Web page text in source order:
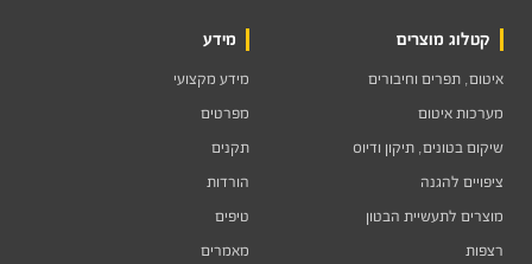
קטלוג מוצרים
איטום, תפרים וחיבורים
מערכות איטום
שיקום בטונים, תיקון ודיוס
ציפויים להגנה
מוצרים לתעשיית הבטון
רצפות
מידע
מידע מקצועי
מפרטים
תקנים
הורדות
טיפים
מאמרים